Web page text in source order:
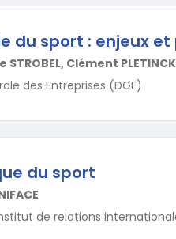
du sport : enjeux
Clément
des Entreprises (DGE)
du sport
de relations